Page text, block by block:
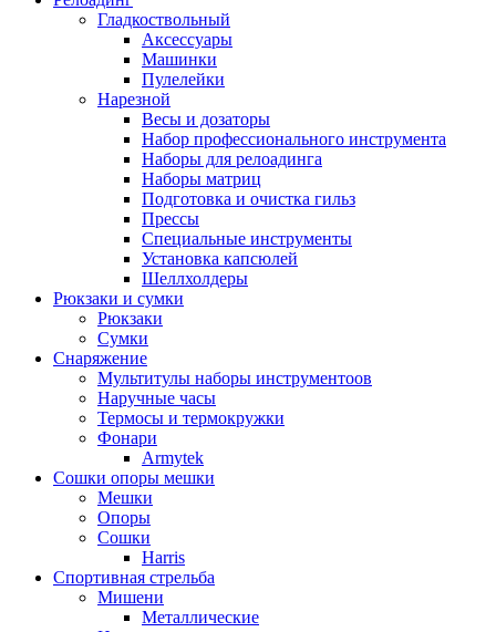
Гладкоствольный
Аксессуары
Машинки
Пулелейки
Нарезной
Весы и дозаторы
Набор профессионального инструмента
Наборы для релоадинга
Наборы матриц
Подготовка и очистка гильз
Прессы
Специальные инструменты
Установка капсюлей
Шеллхолдеры
Рюкзаки и сумки
Рюкзаки
Сумки
Снаряжение
Мультитулы наборы инструментоов
Наручные часы
Термосы и термокружки
Фонари
Armytek
Сошки опоры мешки
Мешки
Опоры
Сошки
Harris
Спортивная стрельба
Мишени
Металлические